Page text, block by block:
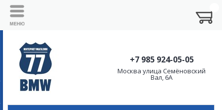
+7 985 924-05-05
Москва улица Семёновский
Вал, 6А